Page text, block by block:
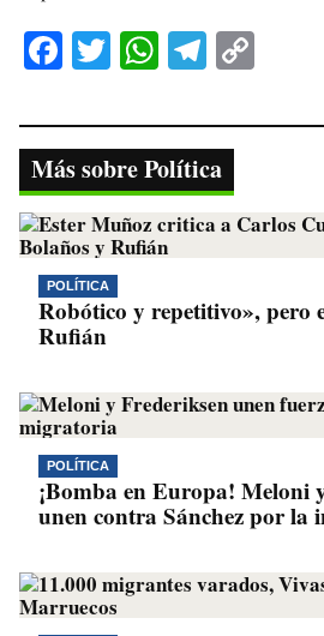
Fa
bo
ok
T
tte
r
W
ts
A
pp
Te
gr
a
m
y
nk
Más sobre Política
POLÍTICA
Robótico y repetitivo», pero
Rufián
POLÍTICA
¡Bomba en Europa! Meloni
unen contra Sánchez por la